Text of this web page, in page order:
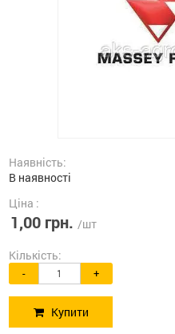
Наявність:
В наявності
Ціна :
1,00 грн. /шт
Кількість:
- +
Купити